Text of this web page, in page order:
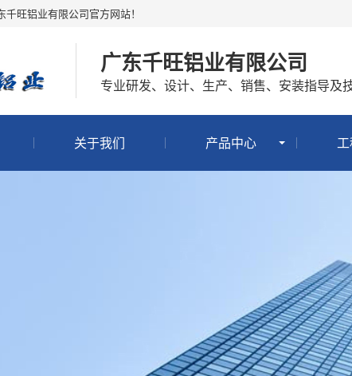
旺铝业有限公司官方网站！
广东千旺铝业有限公司
专业研发、设计、生产、销售、安装指导及
关于我们 产品中心